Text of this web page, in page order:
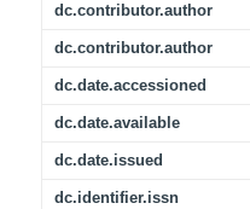
dc.contributor.author
dc.contributor.author
dc.date.accessioned
dc.date.available
dc.date.issued
dc.identifier.issn